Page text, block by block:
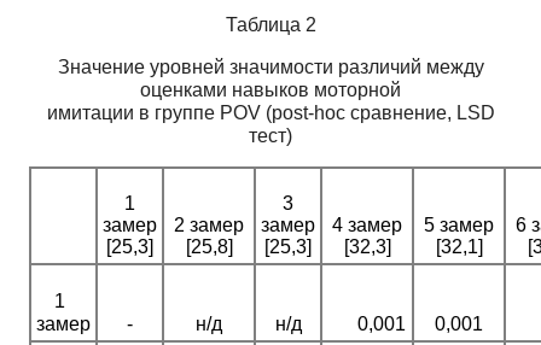
Таблица 2
Значение уровней значимости различий между
оценками навыков моторной
имитации в группе POV (post-hoc сравнение, LSD
тест)
1
замер
[25,3]
2 замер
[25,8]
3
замер
[25,3]
4 замер
[32,3]
5 замер
[32,1]
6
1
замер
- н/д н/д 0,001 0,001